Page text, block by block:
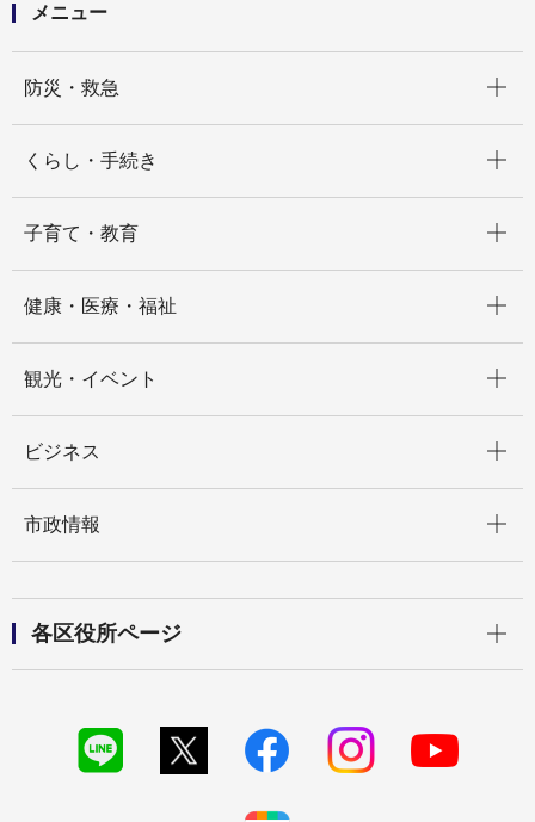
メニュー
防災・救急
くらし・手続き
子育て・教育
健康・医療・福祉
観光・イベント
ビジネス
市政情報
各区役所ページ